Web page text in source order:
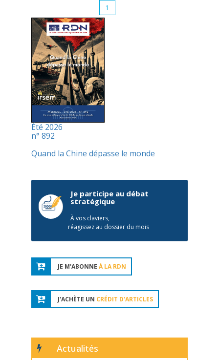
1
Été 2026
n° 892
Quand la Chine dépasse le monde
Je participe au débat
stratégique
À vos claviers,
réagissez au dossier du mois
JE M'ABONNE À LA RDN
J'ACHÈTE UN CRÉDIT D'ARTICLES
Actualités